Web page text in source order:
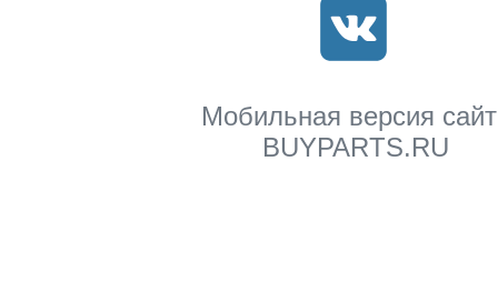
Мобильная версия
BUYPARTS.RU